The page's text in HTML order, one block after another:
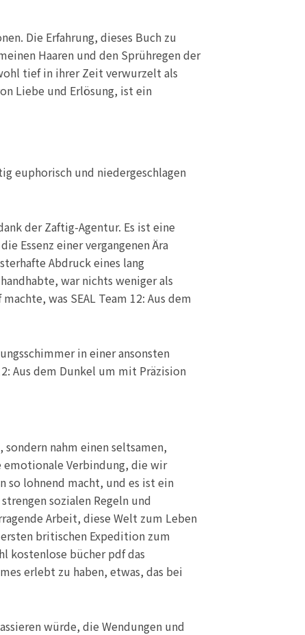
Die Erfahrung, dieses Buch zu
Haaren und den Sprühregen der
tief in ihrer Zeit verwurzelt als
Liebe und Erlösung, ist ein
euphorisch und niedergeschlagen
der Zaftig-Agentur. Es ist eine
Essenz einer vergangenen Ära
Abdruck eines lang
war nichts weniger als
was SEAL Team 12: Aus dem
in einer ansonsten
Aus dem Dunkel um mit Präzision
nahm einen seltsamen,
emotionale Verbindung, die wir
so lohnend macht, und es ist ein
sozialen Regeln und
Arbeit, diese Welt zum Leben
britischen Expedition zum
kostenlose bücher pdf das
erlebt zu haben, etwas, das bei
würde, die Wendungen und